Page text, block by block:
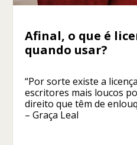
Afinal, o que é
quando usar?
“Por sorte existe a
escritores mais loucos
direito que têm de
– Graça Leal